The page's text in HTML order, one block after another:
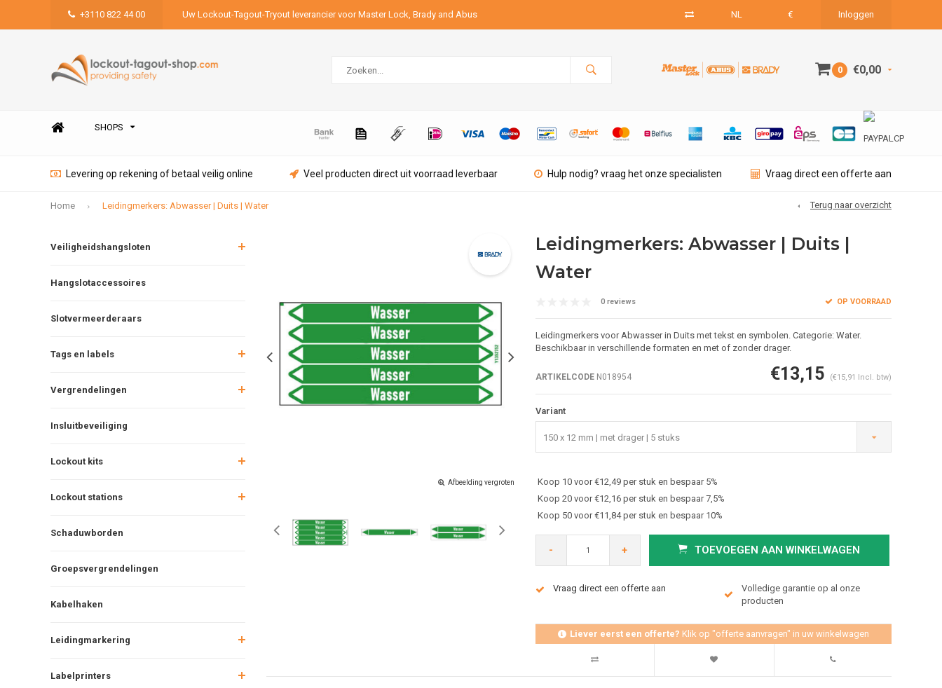
+3110 822 44 00 Uw Lockout-Tagout-Tryout leverancier voor Master Lock, Brady and Abus NL € Inloggen
0 €0,00
SHOPS
Levering op rekening of betaal veilig online Veel producten direct uit voorraad leverbaar Hulp nodig? vraag het onze specialisten Vraag direct een offerte aan
Home Leidingmerkers: Abwasser | Duits | Water Terug naar overzicht
Veiligheidshangsloten
Hangslotaccessoires
Slotvermeerderaars
Tags en labels
Vergrendelingen
Insluitbeveiliging
Lockout kits
Lockout stations
Schaduwborden
Groepsvergrendelingen
Kabelhaken
Leidingmarkering
Labelprinters
Afbeelding vergroten Afbeelding vergroten
Leidingmerkers: Abwasser | Duits |
Water
0 reviews OP VOORRAAD
Leidingmerkers voor Abwasser in Duits met tekst en symbolen. Categorie: Water.
Beschikbaar in verschillende formaten en met of zonder drager.
ARTIKELCODEN018954 €13,15 (€15,91 Incl. btw)
Variant
150 x 12 mm | met drager | 5 stuks
Koop 10 voor €12,49 per stuk en bespaar 5%
Koop 20 voor €12,16 per stuk en bespaar 7,5%
Koop 50 voor €11,84 per stuk en bespaar 10%
- + TOEVOEGEN AAN WINKELWAGEN
Vraag direct een offerte aan
Volledige garantie op al onze
producten
Liever eerst een offerte? Klik op "offerte aanvragen" in uw winkelwagen